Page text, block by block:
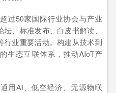
过50家国际行业协会与产业
、标准发布、白皮书解读、
行业重要活动。构建从技术到
生态互联体系，推动AIoT产
用AI、低空经济、无源物联